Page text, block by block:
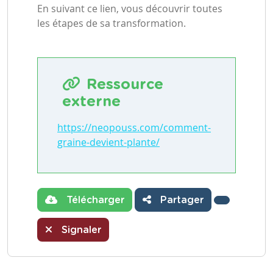
En suivant ce lien, vous découvrir toutes
les étapes de sa transformation.
Ressource
externe
https://neopouss.com/comment-
graine-devient-plante/
Télécharger Partager
Signaler